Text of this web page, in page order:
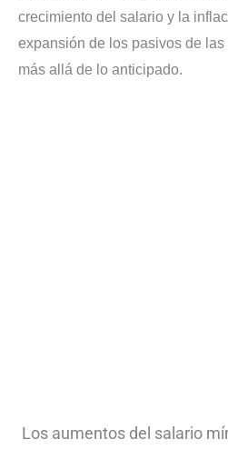
crecimiento del salario y la
expansión de los pasivos de
más allá de lo anticipado.
Los aumentos del salario